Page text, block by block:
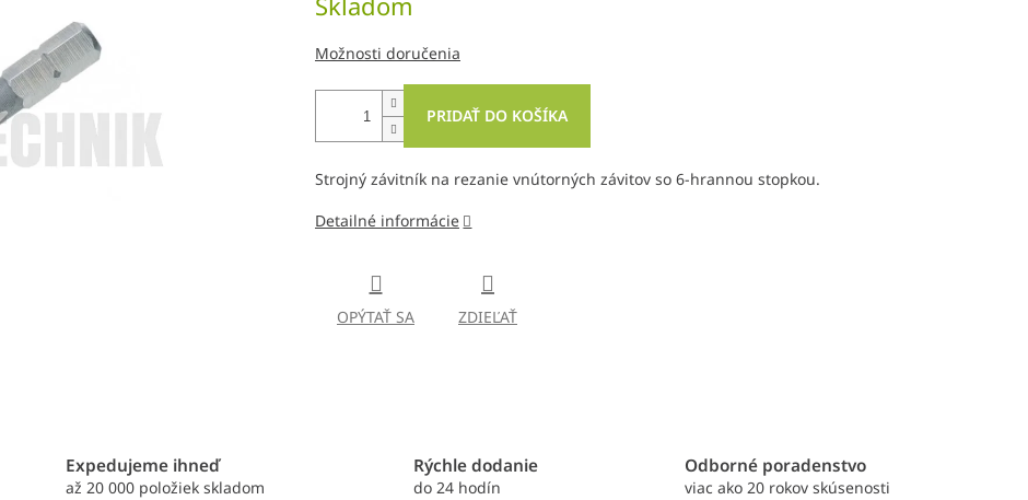
cena:
Možnosti doručenia
PRIDAŤ DO KOŠÍKA
Strojný závitník na rezanie vnútorných závitov so 6-hrannou stopkou.
Detailné informácie
OPÝTAŤ SA ZDIEĽAŤ
Expedujeme ihneď
až 20 000 položiek skladom
Rýchle dodanie
do 24 hodín
Odborné poradenstvo
viac ako 20 rokov skúsenosti